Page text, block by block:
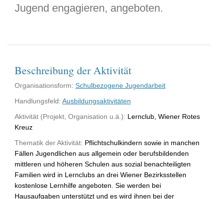
Jugend engagieren, angeboten.
Beschreibung der Aktivität
Organisationsform: Schulbezogene Jugendarbeit
Handlungsfeld: Ausbildungsaktivitäten
Aktivität (Projekt, Organisation u.ä.): Lernclub, Wiener Rotes
Kreuz
Thematik der Aktivität: Pflichtschulkindern sowie in manchen
Fällen Jugendlichen aus allgemein oder berufsbildenden
mittleren und höheren Schulen aus sozial benachteiligten
Familien wird in Lernclubs an drei Wiener Bezirksstellen
kostenlose Lernhilfe angeboten. Sie werden bei
Hausaufgaben unterstützt und es wird ihnen bei der